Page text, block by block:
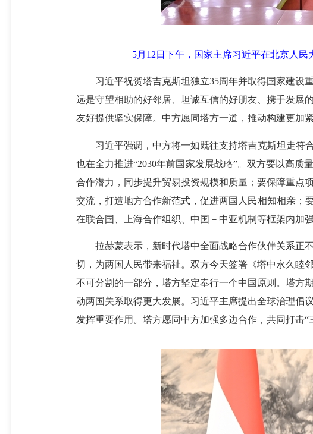
5月12日下午，国家主席习近平在北京人
习近平祝贺塔吉克斯坦独立35周年并取得国家建设重
远是守望相助的好邻居、坦诚互信的好朋友、携手发展
友好提供坚实保障。中方愿同塔方一道，推动构建更加
习近平强调，中方将一如既往支持塔吉克斯坦走符合
也在全力推进“2030年前国家发展战略”。双方要以高
合作潜力，同步提升贸易投资规模和质量；要保障重点
交流，打造地方合作新范式，促进两国人民相知相亲；
在联合国、上海合作组织、中国－中亚机制等框架内加
拉赫蒙表示，新时代塔中全面战略合作伙伴关系正不
切，为两国人民带来福祉。双方今天签署《塔中永久睦
不可分割的一部分，塔方坚定奉行一个中国原则。塔方
动两国关系取得更大发展。习近平主席提出全球治理倡
发挥重要作用。塔方愿同中方加强多边合作，共同打击“